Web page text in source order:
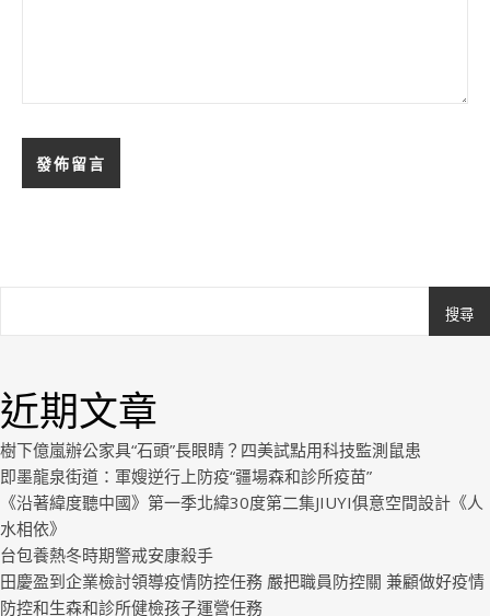
搜尋
近期文章
樹下億嵐辦公家具“石頭”長眼睛？四美試點用科技監測鼠患
即墨龍泉街道：軍嫂逆行上防疫“疆場森和診所疫苗”
《沿著緯度聽中國》第一季北緯30度第二集JIUYI俱意空間設計《人
水相依》
台包養熱冬時期警戒安康殺手
田慶盈到企業檢討領導疫情防控任務 嚴把職員防控關 兼顧做好疫情
防控和生森和診所健檢孩子運營任務
Royal.